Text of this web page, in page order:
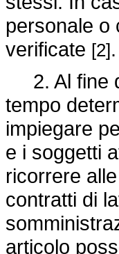
personale o
verificate [2].
2. Al fine
tempo
impiegare
e i soggetti
ricorrere
contratti di
articolo